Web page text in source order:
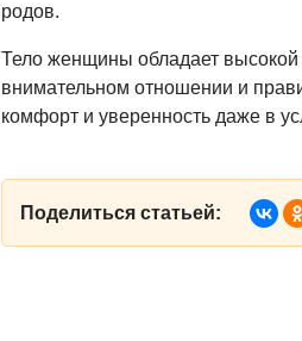
родов.
Тело женщины обладает
внимательном отношении и
комфорт и уверенность даже в
Поделиться статьей: